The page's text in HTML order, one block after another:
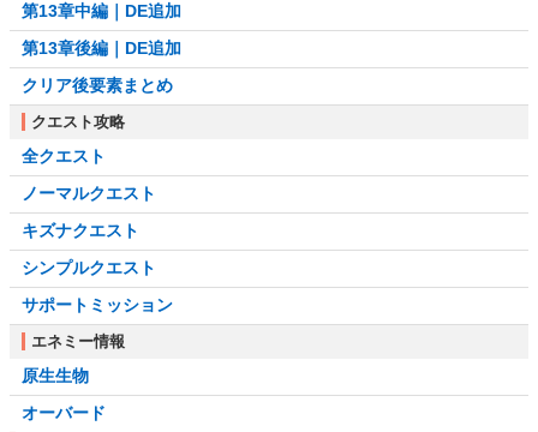
第13章中編｜DE追加
第13章後編｜DE追加
クリア後要素まとめ
クエスト攻略
全クエスト
ノーマルクエスト
キズナクエスト
シンプルクエスト
サポートミッション
エネミー情報
原生生物
オーバード